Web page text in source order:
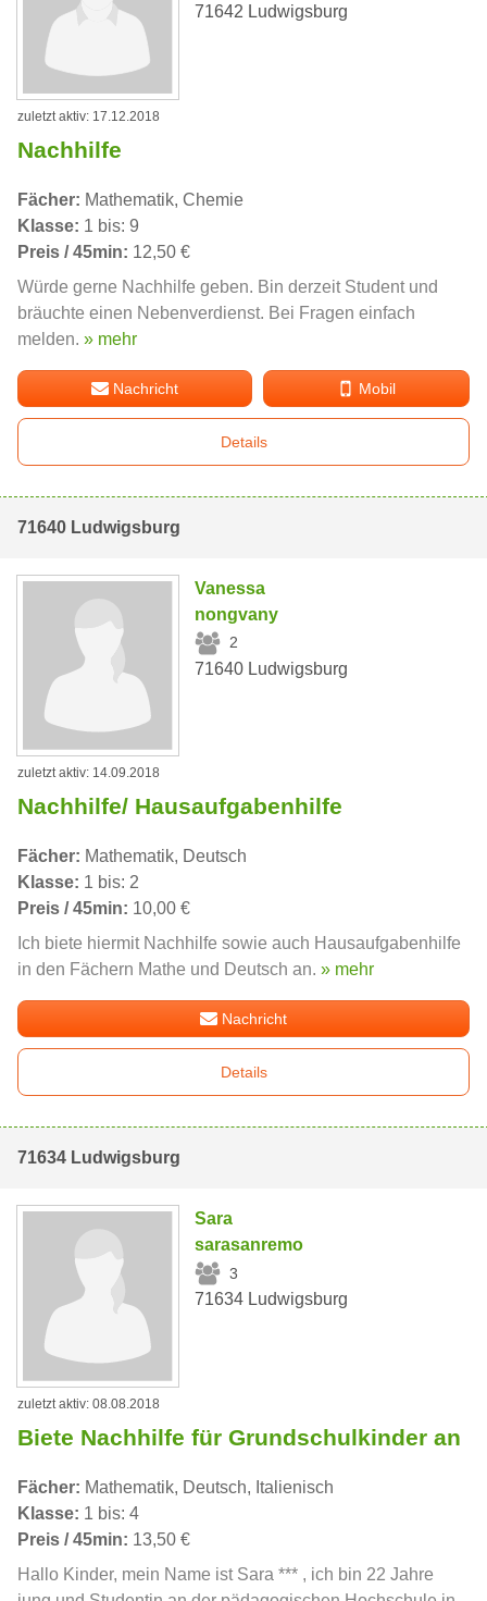
71642 Ludwigsburg
zuletzt aktiv: 17.12.2018
Nachhilfe
Fächer: Mathematik, Chemie
Klasse: 1 bis: 9
Preis / 45min: 12,50 €
Würde gerne Nachhilfe geben. Bin derzeit Student und
bräuchte einen Nebenverdienst. Bei Fragen einfach
melden. » mehr
Nachricht Mobil
Details
71640 Ludwigsburg
Vanessa
nongvany
2
71640 Ludwigsburg
zuletzt aktiv: 14.09.2018
Nachhilfe/ Hausaufgabenhilfe
Fächer: Mathematik, Deutsch
Klasse: 1 bis: 2
Preis / 45min: 10,00 €
Ich biete hiermit Nachhilfe sowie auch Hausaufgabenhilfe
in den Fächern Mathe und Deutsch an. » mehr
Nachricht
Details
71634 Ludwigsburg
Sara
sarasanremo
3
71634 Ludwigsburg
zuletzt aktiv: 08.08.2018
Biete Nachhilfe für Grundschulkinder an
Fächer: Mathematik, Deutsch, Italienisch
Klasse: 1 bis: 4
Preis / 45min: 13,50 €
Hallo Kinder, mein Name ist Sara *** , ich bin 22 Jahre